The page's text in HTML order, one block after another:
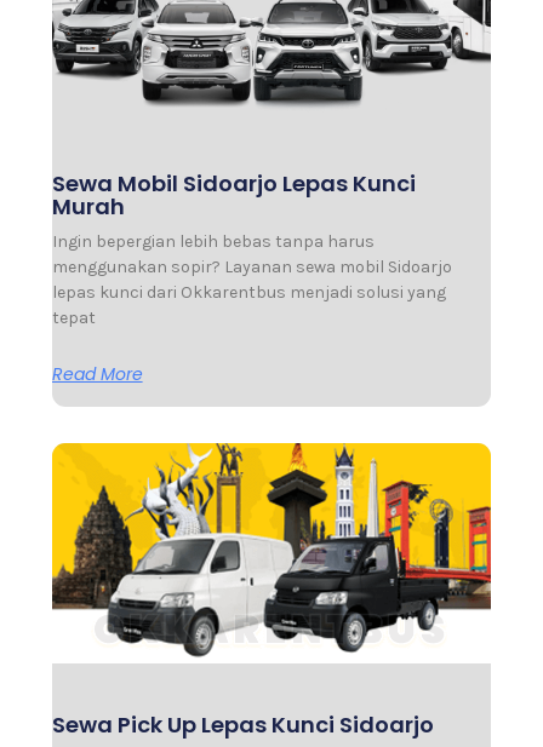
Sewa Mobil Sidoarjo Lepas Kunci
Murah
Ingin bepergian lebih bebas tanpa harus
menggunakan sopir? Layanan sewa mobil Sidoarjo
lepas kunci dari Okkarentbus menjadi solusi yang
tepat
Read More
Sewa Pick Up Lepas Kunci Sidoarjo